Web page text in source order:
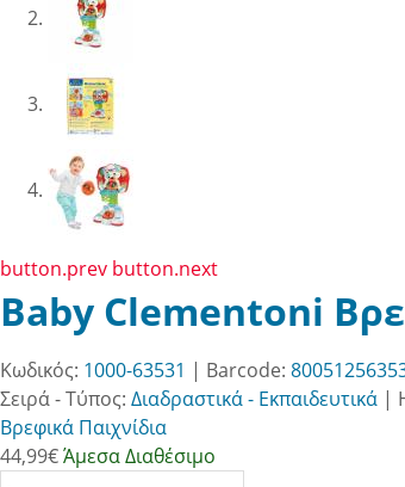
button.prev button.next
Baby Clementoni
Κωδικός: 1000-63531 | Barcode:
Σειρά - Τύπος: Διαδραστικά - Εκπαιδευτικά |
Βρεφικά Παιχνίδια
44,99€Άμεσα Διαθέσιμο